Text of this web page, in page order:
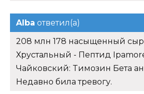
Alba ответил(а)
208 млн 178 насыщенный
Хрустальный - Пептид
Чайковский: Tимозин Бета
Недавно била тревогу.